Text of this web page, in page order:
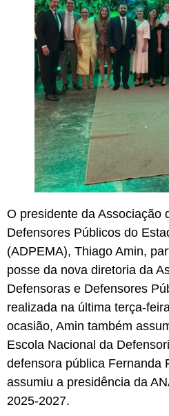
O presidente da Associação
Defensores Públicos do
(ADPEMA), Thiago Amin,
posse da nova diretoria da
Defensoras e Defensores
realizada na última terça-
ocasião, Amin também
Escola Nacional da
defensora pública Fernanda
assumiu a presidência da
2025-2027.